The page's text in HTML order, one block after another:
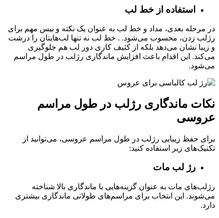
استفاده از خط لب
در مرحله بعدی، مداد و خط لب به عنوان یک نکته و بیس مهم برای
رژلب زدن، محسوب می‌شود. . خط لب نه تنها لب‌هایتان را درشت
و زیبا نشان می‌دهد بلکه از کثیف کاری دور لب هم جلوگیری
می‌کند. این اقدام باعث افزایش ماندگاری رژلب در طول مراسم
می‌شود.
نکات ماندگاری رژلب در طول مراسم
عروسی
برای حفظ زیبایی رژلب در طول مراسم عروسی، می‌توانید از
تکنیک‌های زیر استفاده کنید:
رژ لب مات
رژلب‌های مات به عنوان گزینه‌هایی با ماندگاری بالا شناخته
می‌شوند. این انتخاب برای مراسم‌های طولانی ماندگاری بیشتری
دارد.